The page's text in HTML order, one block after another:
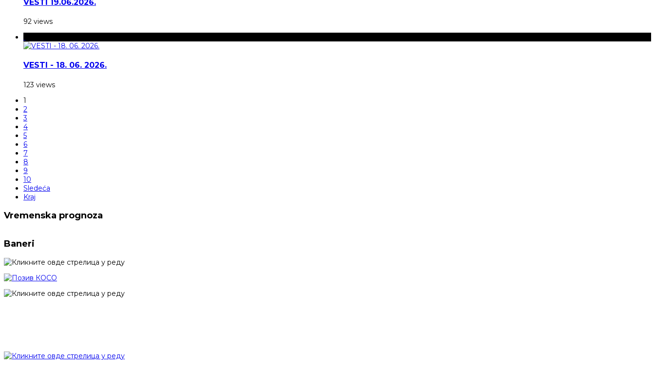
VESTI 19.06.2026.
92 views
VESTI - 18. 06. 2026.
123 views
1
2
3
4
5
6
7
8
9
10
Sledeća
Kraj
Vremenska prognoza
Baneri